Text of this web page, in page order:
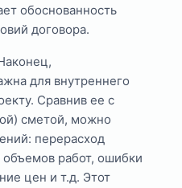
обоснованность
договора.
для внутреннего
Сравнив ее с
сметой, можно
перерасход
работ, ошибки
цен и т.д. Этот